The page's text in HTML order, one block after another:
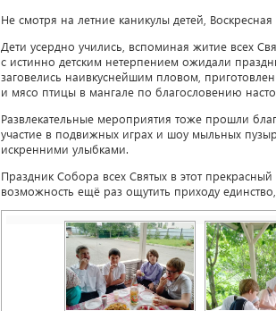
Не смотря на летние каникулы детей,
Дети усердно учились, вспоминая житие всех
с истинно детским нетерпением ожидали
заговелись наивкуснейшим пловом,
и мясо птицы в мангале по благословению
Развлекательные мероприятия тоже прошли
участие в подвижных играх и шоу мыльных
искренними улыбками.
Праздник Собора всех Святых в этот
возможность ещё раз ощутить приходу